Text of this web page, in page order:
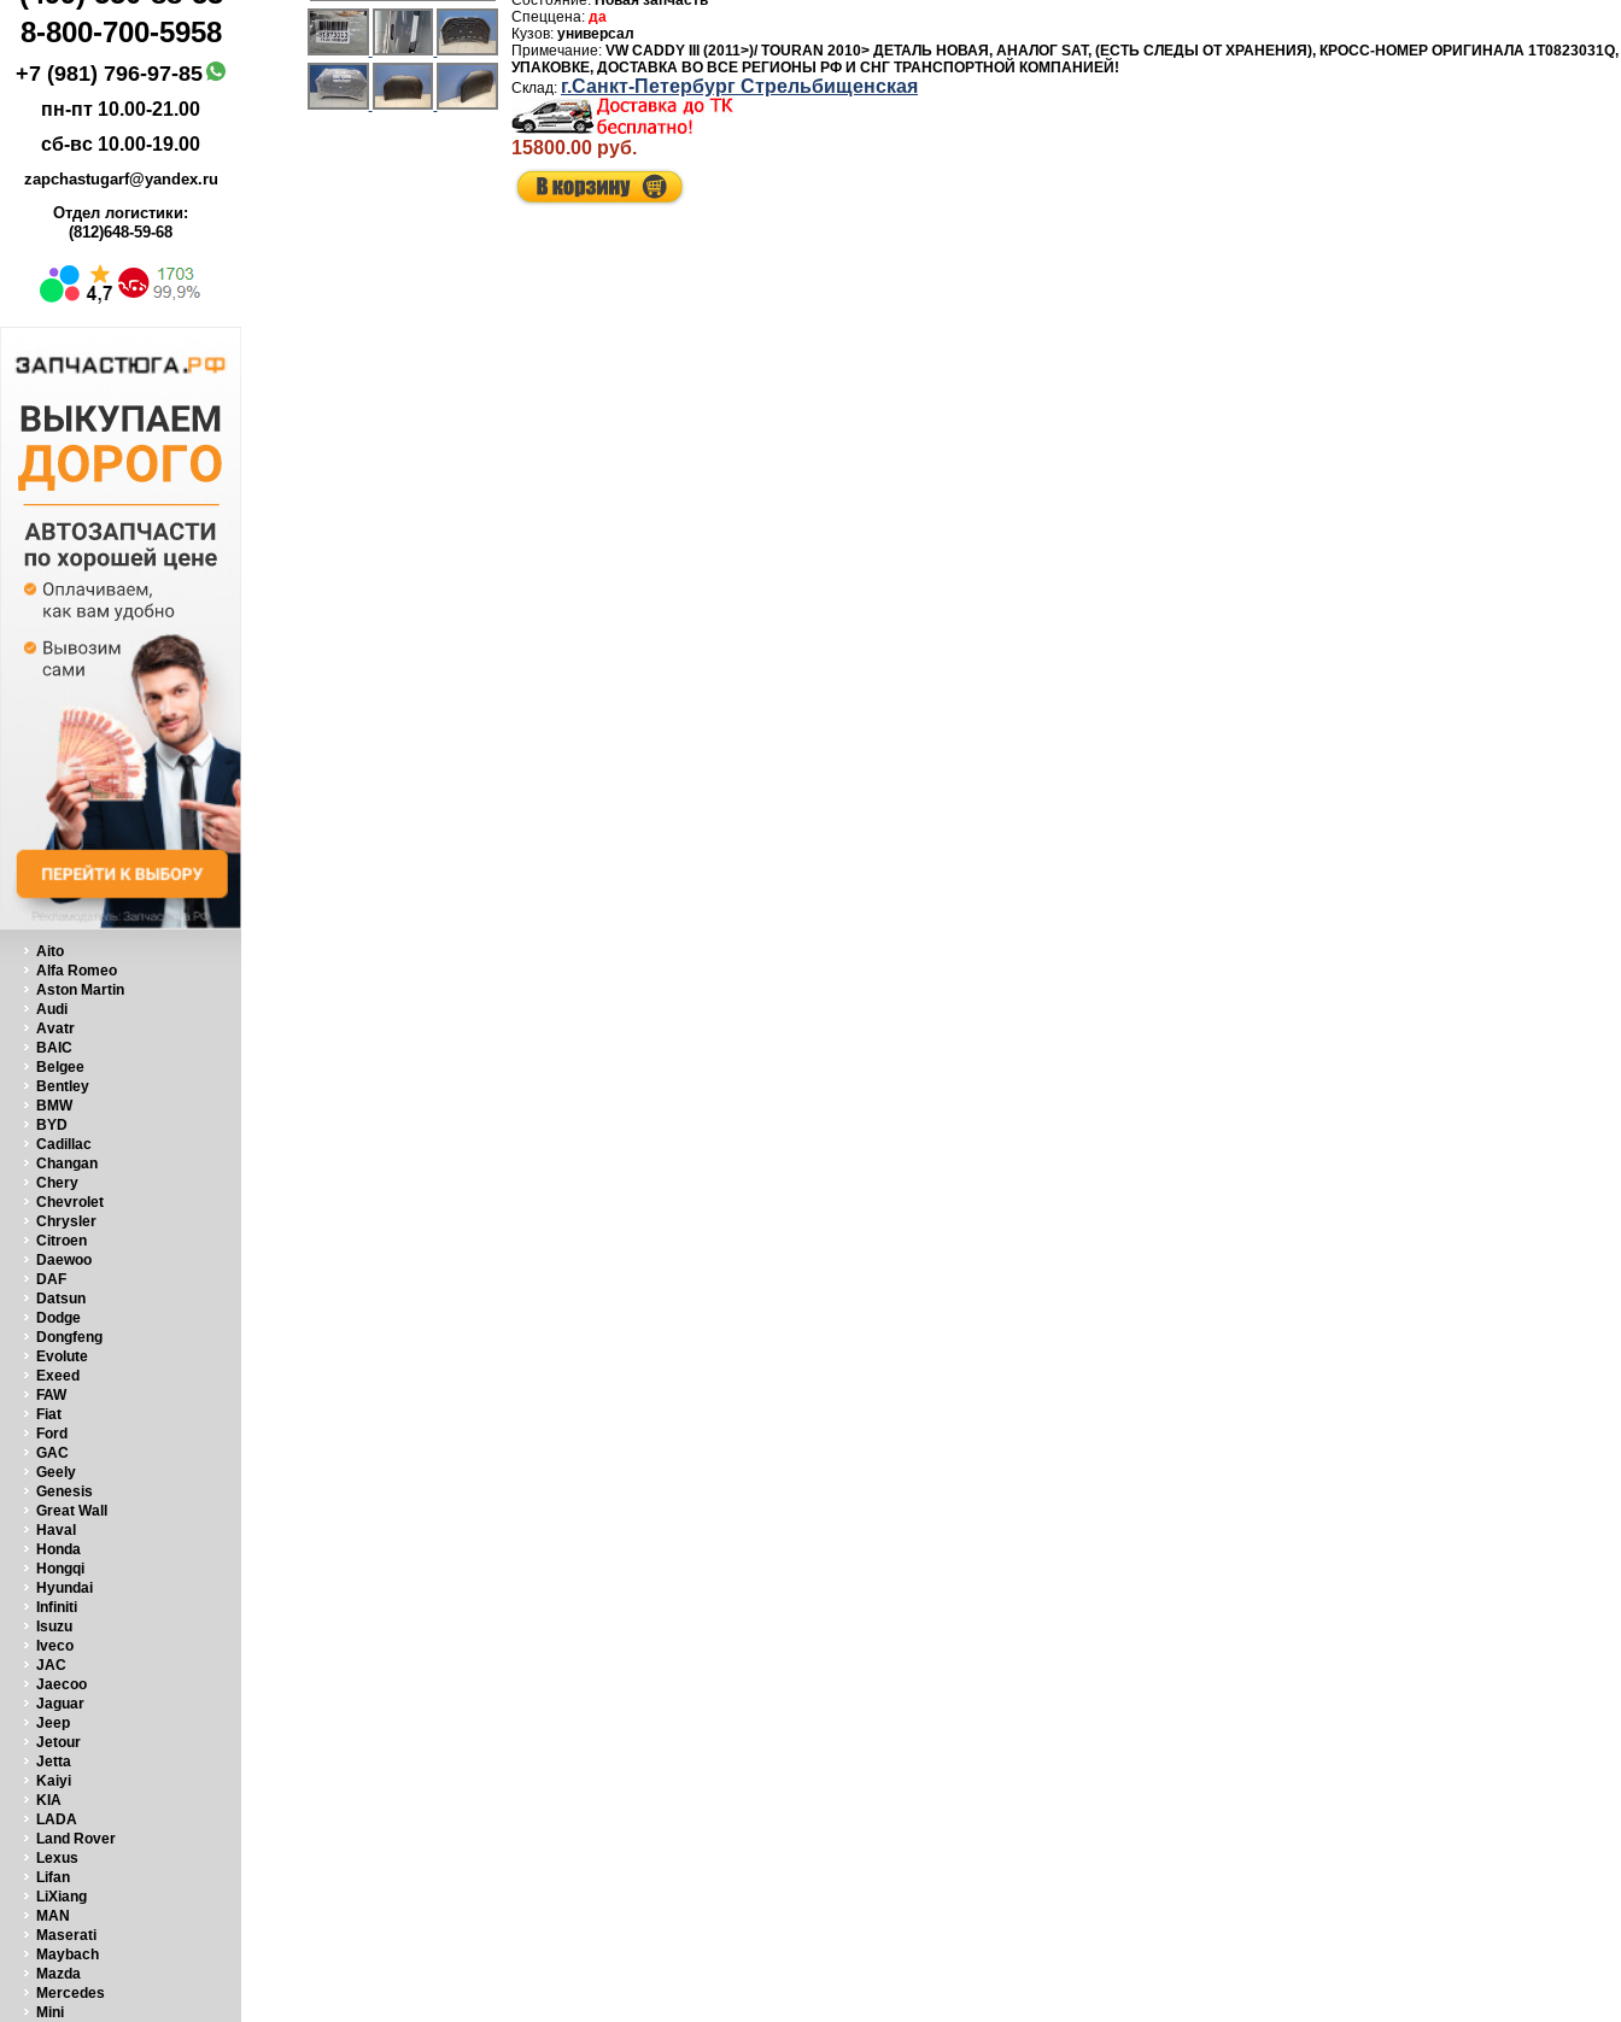
8-800-700-5958
+7 (981) 796-97-85
пн-пт 10.00-21.00
сб-вс 10.00-19.00
zapchastugarf@yandex.ru
Отдел логистики:
(812)648-59-68
Aito
Alfa Romeo
Aston Martin
Audi
Avatr
BAIC
Belgee
Bentley
BMW
BYD
Cadillac
Changan
Chery
Chevrolet
Chrysler
Citroen
Daewoo
DAF
Datsun
Dodge
Dongfeng
Evolute
Exeed
FAW
Fiat
Ford
GAC
Geely
Genesis
Great Wall
Haval
Honda
Hongqi
Hyundai
Infiniti
Isuzu
Iveco
JAC
Jaecoo
Jaguar
Jeep
Jetour
Jetta
Kaiyi
KIA
LADA
Land Rover
Lexus
Lifan
LiXiang
MAN
Maserati
Maybach
Mazda
Mercedes
Mini
да
универсал
VW CADDY III (2011>)/ TOURAN 2010> ДЕТАЛЬ НОВАЯ, АНАЛОГ SAT, (ЕСТЬ СЛЕДЫ ОТ ХРАНЕНИЯ), КРОСС-НОМЕР ОРИГИНАЛА
УПАКОВКЕ, ДОСТАВКА ВО ВСЕ РЕГИОНЫ РФ И СНГ ТРАНСПОРТНОЙ КОМПАНИЕЙ!
г.Санкт-Петербург Стрельбищенская
15800.00 руб.